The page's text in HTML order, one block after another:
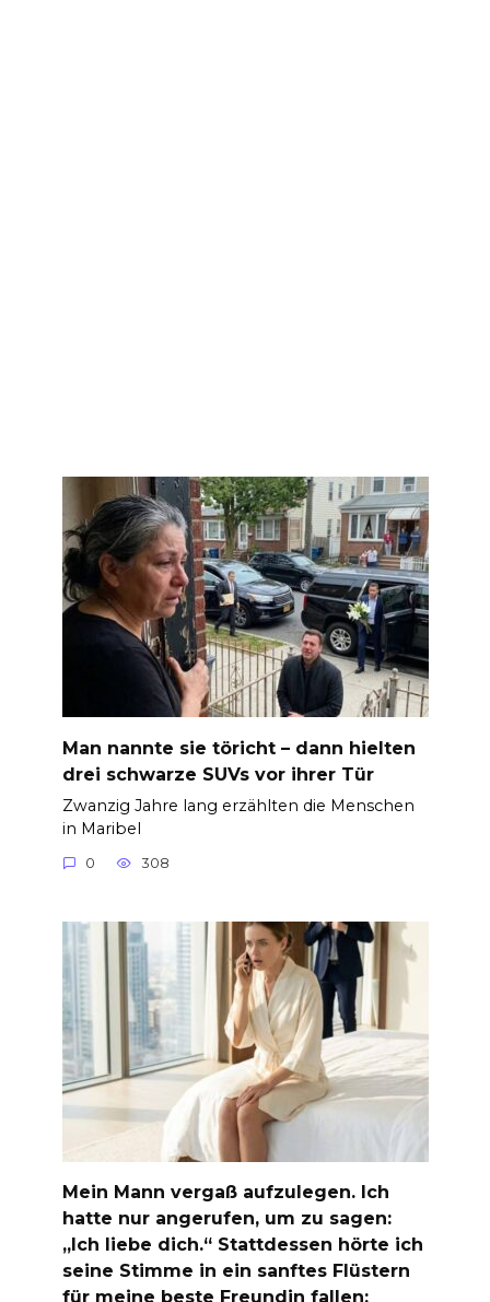
Man nannte sie töricht – dann hielten
drei schwarze SUVs vor ihrer Tür
Zwanzig Jahre lang erzählten die Menschen
in Maribel
0 308
Mein Mann vergaß aufzulegen. Ich
hatte nur angerufen, um zu sagen:
„Ich liebe dich.“ Stattdessen hörte ich
seine Stimme in ein sanftes Flüstern
für meine beste Freundin fallen: